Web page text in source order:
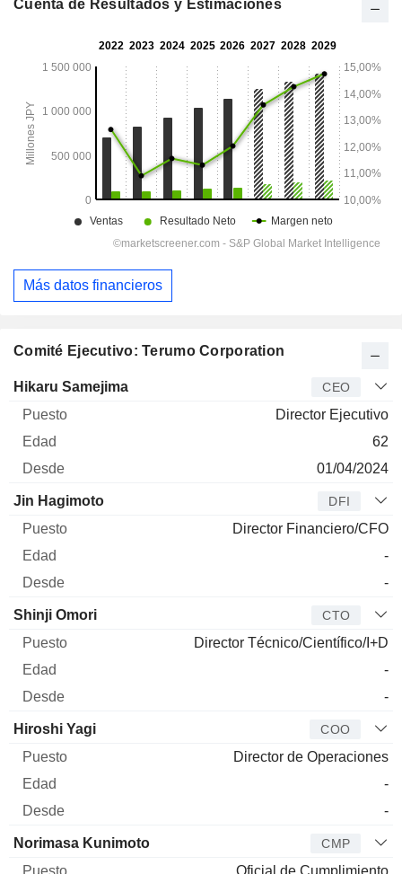
Comité Ejecutivo: Terumo Corporation
Director Puesto Edad
Hikaru Samejima CEO
Director Ejecutivo
62
01/04/2024
Jin Hagimoto DFI
Director Financiero/CFO
-
-
Shinji Omori CTO
Director Técnico/Científico/I+D
-
-
Hiroshi Yagi COO
Director de Operaciones
-
-
Norimasa Kunimoto CMP
Oficial de Cumplimiento
Cuenta de Resultados y Estimaciones
Más datos financieros